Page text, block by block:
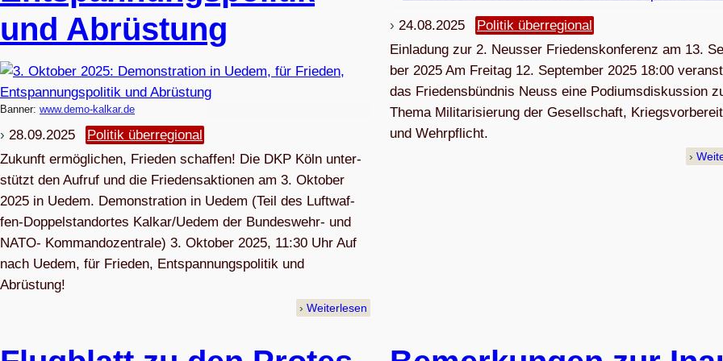
und Abrüstung
Banner: www.demo-kalkar.de
28.09.2025
Politik überregional
Zukunft ermög­li­chen, Frie­den schaffen! Die DKP Köln unter­
stützt den Auf­ruf und die Frie­dens­ak­tio­nen am 3. Okto­ber
2025 in Uedem. Demons­tra­tion in Uedem (Teil des Luft­waf­
fen-Dop­pel­stand­or­tes Kalkar/Uedem der Bun­des­wehr- und
NATO- Kom­man­do­zen­trale) 3. Okto­ber 2025, 11:30 Uhr Auf
nach Uedem, für Frie­den, Ent­span­nungs­po­li­tik und
Abrüstung!
Weiterlesen
24.08.2025
Politik überregional
Ein­la­dung zur 2. Neus­ser Frie­dens­kon­fe­renz am 13.
ber 2025 Am Frei­tag 12. Sep­tem­ber 2025 18:00
das Frie­dens­bünd­nis Neuss eine Podi­ums­dis­kus­sion
Thema Mili­ta­ri­sie­rung der Gesell­schaft,
und Wehrpflicht.